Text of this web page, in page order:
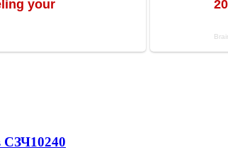
СЗЧ10240